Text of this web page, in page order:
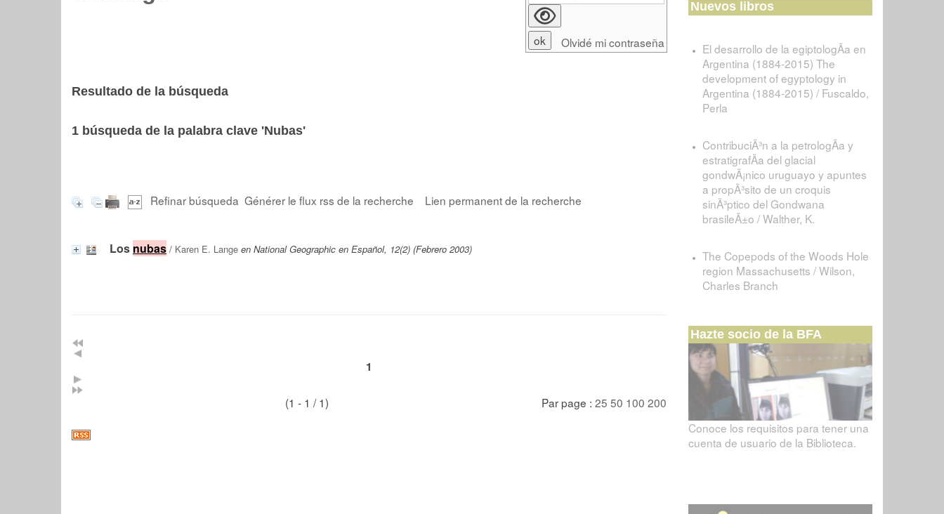
Resultado de la búsqueda
1 búsqueda de la palabra clave 'Nubas'
Refinar búsqueda Générer le flux rss de la recherche Lien permanent de la recherche
Los nubas / Karen E. Lange en National Geographic en Español, 12(2) (Febrero 2003)
1
(1 - 1 / 1) Par page : 25 50 100 200
Olvidé mi contraseña
Nuevos libros
El desarrollo de la egiptologÃ­a en
Argentina (1884-2015) The
development of egyptology in
Argentina (1884-2015) / Fuscaldo,
Perla
ContribuciÃ³n a la petrologÃ­a y
estratigrafÃ­a del glacial
gondwÃ¡nico uruguayo y apuntes
a propÃ³sito de un croquis
sinÃ³ptico del Gondwana
brasileÃ±o / Walther, K.
The Copepods of the Woods Hole
region Massachusetts / Wilson,
Charles Branch
Hazte socio de la BFA
Conoce los requisitos para tener una
cuenta de usuario de la Biblioteca.